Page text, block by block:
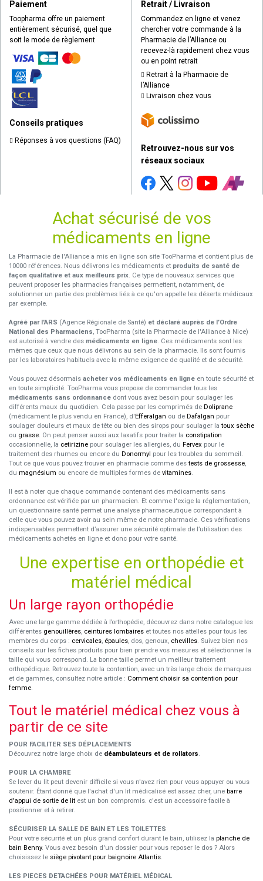
Paiement
Toopharma offre un paiement
entièrement sécurisé, quel que
soit le mode de règlement
Conseils pratiques
Réponses à vos questions (FAQ)
Retrait / Livraison
Commandez en ligne et venez
chercher votre commande à la
Pharmacie de l’Alliance ou
recevez-là rapidement chez vous
ou en point retrait
Retrait à la Pharmacie de
l’Alliance
Livraison chez vous
Retrouvez-nous sur vos
réseaux sociaux
Achat sécurisé de vos
médicaments en ligne
La Pharmacie de l'Alliance a mis en ligne son site TooPharma et contient plus de
10000 références. Nous délivrons les médicaments et produits de santé de
façon qualitative et aux meilleurs prix. Ce type de nouveaux services que
peuvent proposer les pharmacies françaises permettent, notamment, de
solutionner un partie des problèmes liés à ce qu'on appelle les déserts médicaux
par exemple.
Agréé par l'ARS (Agence Régionale de Santé) et déclaré auprès de l’Ordre
National des Pharmaciens, TooPharma (site la Pharmacie de l'Alliance à Nice)
est autorisé à vendre des médicaments en ligne. Ces médicaments sont les
mêmes que ceux que nous délivrons au sein de la pharmacie. Ils sont fournis
par les laboratoires habituels avec la même exigence de qualité et de sécurité.
Vous pouvez désormais acheter vos médicaments en ligne en toute sécurité et
en toute simplicité. TooPharma vous propose de commander tous les
médicaments sans ordonnance dont vous avez besoin pour soulager les
différents maux du quotidien. Cela passe par les comprimés de Doliprane
(médicament le plus vendu en France), d'Efferalgan ou de Dafalgan pour
soulager douleurs et maux de tête ou bien des sirops pour soulager latoux sèche
ou grasse. On peut penser aussi aux laxatifs pour traiter la constipation
occasionnelle, la cetirizine pour soulager les allergies, du Fervex pour le
traitement des rhumes ou encore du Donormyl pour les troubles du sommeil.
Tout ce que vous pouvez trouver en pharmacie comme destests de grossesse,
du magnésium ou encore de multiples formes de vitamines.
Il est à noter que chaque commande contenant des médicaments sans
ordonnance est vérifiée par un pharmacien. Et comme l'exige la réglementation,
un questionnaire santé permet une analyse pharmaceutique correspondant à
celle que vous pouvez avoir au sein même de notre pharmacie. Ces vérifications
indispensables permettent d’assurer une sécurité optimale de l’utilisation des
médicaments achetés en ligne et donc pour votre santé.
Une expertise en orthopédie et
matériel médical
Un large rayon orthopédie
Avec une large gamme dédiée à l’orthopédie, découvrez dans notre catalogue les
différentes genouillères, ceintures lombaires et toutes nos attelles pour tous les
membres du corps : cervicales, épaules, dos, genoux, chevilles. Suivez bien nos
conseils sur les fiches produits pour bien prendre vos mesures et sélectionner la
taille qui vous correspond. La bonne taille permet un meilleur traitement
orthopédique. Retrouvez toute la contention, avec un très large choix de marques
et de gammes, consultez notre article : Comment choisir sa contention pour
femme.
Tout le matériel médical chez vous à
partir de ce site
POUR FACILITER SES DÉPLACEMENTS
Découvrez notre large choix de déambulateurs et de rollators.
POUR LA CHAMBRE
Se lever du lit peut devenir difficile si vous n'avez rien pour vous appuyer ou vous
soutenir. Étant donné que l'achat d'un lit médicalisé est assez cher, une barre
d'appui de sortie de lit est un bon compromis. c'est un accessoire facile à
positionner et à retirer.
SÉCURISER LA SALLE DE BAIN ET LES TOILETTES
Pour votre sécurité et un plus grand confort durant le bain, utilisez la planche de
bain Benny. Vous avez besoin d'un dossier pour vous reposer le dos ? Alors
choisissez le siège pivotant pour baignoire Atlantis.
LES PIECES DETACHÉES POUR MATÉRIEL MÉDICAL